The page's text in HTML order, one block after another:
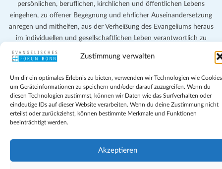
Zustimmung verwalten
Um dir ein optimales Erlebnis zu bieten, verwenden wir Technologien wie
um Geräteinformationen zu speichern und/oder darauf zuzugreifen. Wenn du
diesen Technologien zustimmst, können wir Daten wie das Surfverhalten oder
eindeutige IDs auf dieser Website verarbeiten. Wenn du deine Zustimmung nicht
erteilst oder zurückziehst, können bestimmte Merkmale und Funktionen
beeinträchtigt werden.
Akzeptieren
persönlichen, beruflichen, kirchlichen und öffentlichen Lebens
eingehen, zu offener Begegnung und ehrlicher Auseinandersetzung
anregen und mithelfen, aus der Verheißung des Evangeliums heraus
im individuellen und gesellschaftlichen Leben verantwortlich zu
Datenschutz
Teilnahmebedingungen
Evangelische Kirche in Bonn
Cookie-Richtlinie (EU)